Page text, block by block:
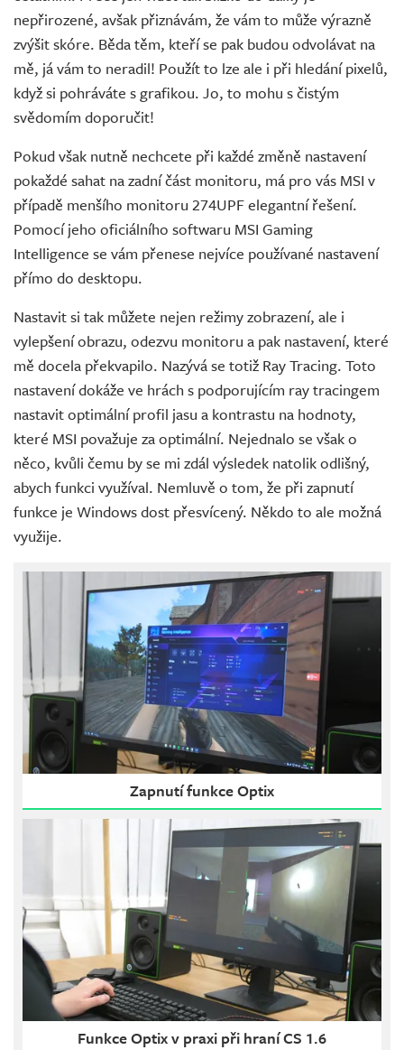
nepřirozené, avšak přiznávám, že vám to může výrazně
zvýšit skóre. Běda těm, kteří se pak budou odvolávat na
mě, já vám to neradil! Použít to lze ale i při hledání pixelů,
když si pohráváte s grafikou. Jo, to mohu s čistým
svědomím doporučit!
Pokud však nutně nechcete při každé změně nastavení
pokaždé sahat na zadní část monitoru, má pro vás MSI v
případě menšího monitoru 274UPF elegantní řešení.
Pomocí jeho oficiálního softwaru MSI Gaming
Intelligence se vám přenese nejvíce používané nastavení
přímo do desktopu.
Nastavit si tak můžete nejen režimy zobrazení, ale i
vylepšení obrazu, odezvu monitoru a pak nastavení, které
mě docela překvapilo. Nazývá se totiž Ray Tracing. Toto
nastavení dokáže ve hrách s podporujícím ray tracingem
nastavit optimální profil jasu a kontrastu na hodnoty,
které MSI považuje za optimální. Nejednalo se však o
něco, kvůli čemu by se mi zdál výsledek natolik odlišný,
abych funkci využíval. Nemluvě o tom, že při zapnutí
funkce je Windows dost přesvícený. Někdo to ale možná
využije.
Zapnutí funkce Optix
Funkce Optix v praxi při hraní CS 1.6